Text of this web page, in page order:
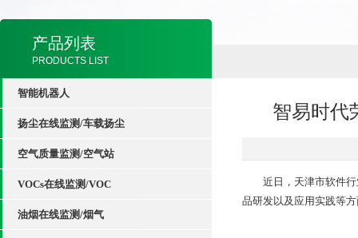
产品列表
PRODUCTS LIST
智能机器人
扬尘在线监测/车载扬尘
空气质量监测/空气站
VOCs在线监测/VOC
油烟在线监测/烟气
智易时代
近日，天津市软件行
品研发以及应用实践等